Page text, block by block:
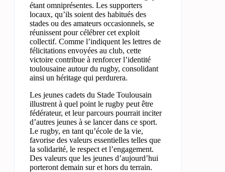
étant omniprésentes. Les supporters
locaux, qu’ils soient des habitués des
stades ou des amateurs occasionnels, se
réunissent pour célébrer cet exploit
collectif. Comme l’indiquent les lettres de
félicitations envoyées au club, cette
victoire contribue à renforcer l’identité
toulousaine autour du rugby, consolidant
ainsi un héritage qui perdurera.
Les jeunes cadets du Stade Toulousain
illustrent à quel point le rugby peut être
fédérateur, et leur parcours pourrait inciter
d’autres jeunes à se lancer dans ce sport.
Le rugby, en tant qu’école de la vie,
favorise des valeurs essentielles telles que
la solidarité, le respect et l’engagement.
Des valeurs que les jeunes d’aujourd’hui
porteront demain sur et hors du terrain.